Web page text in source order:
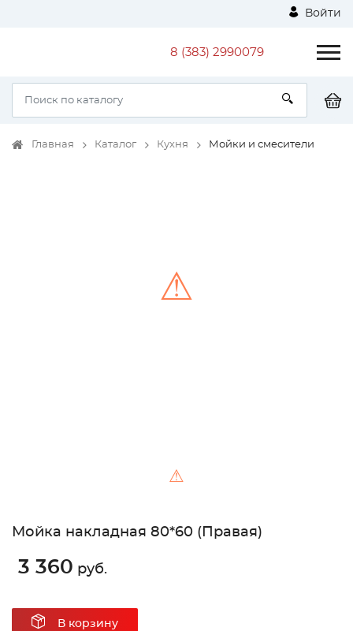
Войти
8 (383) 2990079
Главная Каталог Кухня Мойки и смесители
⚠
⚠
Мойка накладная 80*60 (Правая)
3 360 руб.
В корзину